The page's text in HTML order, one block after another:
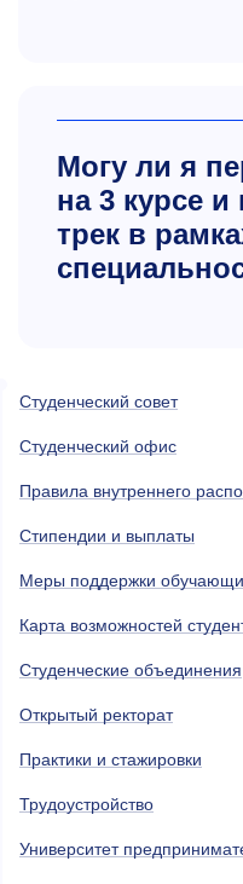
Могу ли я
на 3 курсе
трек в
Студенческий совет
Студенческий офис
Правила внутреннего
Стипендии и выплаты
Меры поддержки
Карта возможностей
Студенческие объединения
Открытый ректорат
Практики и стажировки
Трудоустройство
Университет